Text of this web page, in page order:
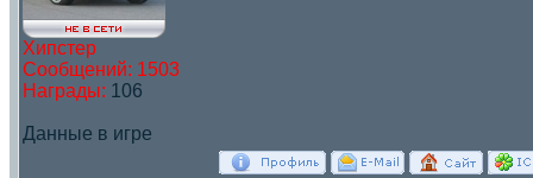
Хипстер
Сообщений: 1503
Награды: 106
Данные в игре